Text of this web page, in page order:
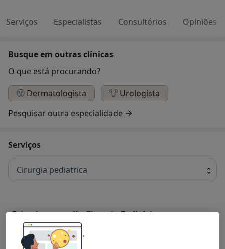
Serviços Especialistas Consultórios Opiniões
Busque em outras clínicas
O que está procurando?
Dermatologista
Urologista
Pesquisar outra especialidade
Serviços
Cirurgia pediatrica
Primeira consulta Cirurgia Pediatrica